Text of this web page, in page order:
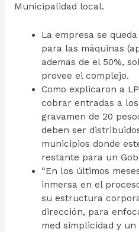
Municipalidad local.
La empresa se
para las máquinas
ademas de el 50%,
provee el complejo.
Como explicaron a
cobrar entradas a
gravamen de 20
deben ser
municipios donde
restante para un
“En los últimos
inmersa en el
su estructura
dirección, para
med simplicidad y